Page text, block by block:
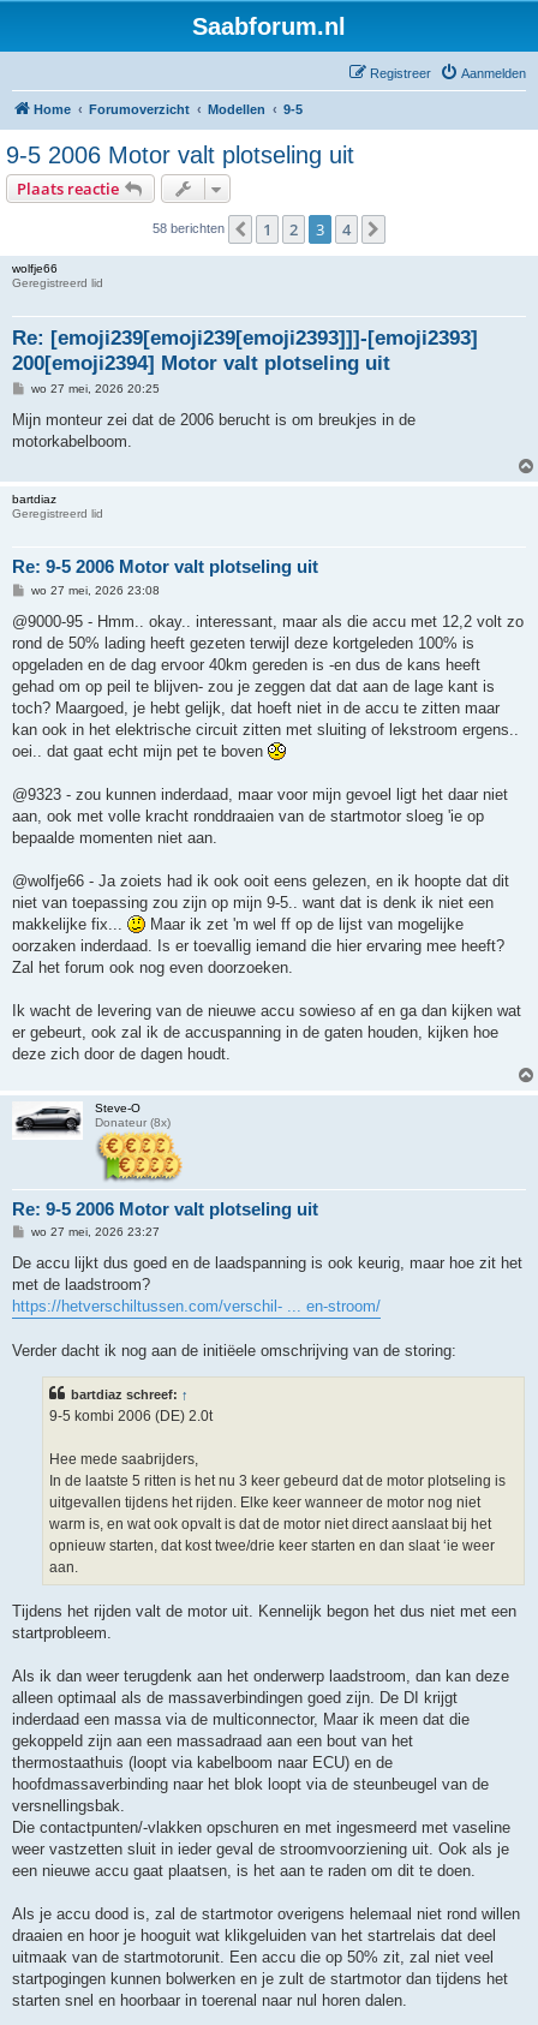
Saabforum.nl
Aanmelden
Registreer
Home Forumoverzicht Modellen 9-5
9-5 2006 Motor valt plotseling uit
Plaats reactie
58 berichten Vorige
1 2 3 4
wolfje66
Geregistreerd lid
Re: [emoji239[emoji239[emoji2393]]]-[emoji2393]
200[emoji2394] Motor valt plotseling uit
B
r
i
c
wo 27 mei, 2026 20:25
Mijn monteur zei dat de 2006 berucht is om breukjes in de
motorkabelboom.
bartdiaz
Geregistreerd lid
Re: 9-5 2006 Motor valt plotseling uit
B
r
c
h
wo 27 mei, 2026 23:08
@9000-95 - Hmm.. okay.. interessant, maar als die accu met 12,2 volt zo
rond de 50% lading heeft gezeten terwijl deze kortgeleden 100% is
opgeladen en de dag ervoor 40km gereden is -en dus de kans heeft
gehad om op peil te blijven- zou je zeggen dat dat aan de lage kant is
toch? Maargoed, je hebt gelijk, dat hoeft niet in de accu te zitten maar
kan ook in het elektrische circuit zitten met sluiting of lekstroom ergens..
oei.. dat gaat echt mijn pet te boven
@9323 - zou kunnen inderdaad, maar voor mijn gevoel ligt het daar niet
aan, ook met volle kracht ronddraaien van de startmotor sloeg 'ie op
bepaalde momenten niet aan.
@wolfje66 - Ja zoiets had ik ook ooit eens gelezen, en ik hoopte dat dit
niet van toepassing zou zijn op mijn 9-5.. want dat is denk ik niet een
makkelijke fix...
Maar ik zet 'm wel ff op de lijst van mogelijke
oorzaken inderdaad. Is er toevallig iemand die hier ervaring mee heeft?
Zal het forum ook nog even doorzoeken.
Ik wacht de levering van de nieuwe accu sowieso af en ga dan kijken wat
er gebeurt, ook zal ik de accuspanning in de gaten houden, kijken hoe
deze zich door de dagen houdt.
Steve-O
Donateur (8x)
Re: 9-5 2006 Motor valt plotseling uit
B
r
c
h
t
wo 27 mei, 2026 23:27
De accu lijkt dus goed en de laadspanning is ook keurig, maar hoe zit het
met de laadstroom?
https://hetverschiltussen.com/verschil- ... en-stroom/
Verder dacht ik nog aan de initiëele omschrijving van de storing:
bartdiaz schreef: ↑
9-5 kombi 2006 (DE) 2.0t
Hee mede saabrijders,
In de laatste 5 ritten is het nu 3 keer gebeurd dat de motor plotseling is
uitgevallen tijdens het rijden. Elke keer wanneer de motor nog niet
warm is, en wat ook opvalt is dat de motor niet direct aanslaat bij het
opnieuw starten, dat kost twee/drie keer starten en dan slaat ‘ie weer
aan.
Tijdens het rijden valt de motor uit. Kennelijk begon het dus niet met een
startprobleem.
Als ik dan weer terugdenk aan het onderwerp laadstroom, dan kan deze
alleen optimaal als de massaverbindingen goed zijn. De DI krijgt
inderdaad een massa via de multiconnector, Maar ik meen dat die
gekoppeld zijn aan een massadraad aan een bout van het
thermostaathuis (loopt via kabelboom naar ECU) en de
hoofdmassaverbinding naar het blok loopt via de steunbeugel van de
versnellingsbak.
Die contactpunten/-vlakken opschuren en met ingesmeerd met vaseline
weer vastzetten sluit in ieder geval de stroomvoorziening uit. Ook als je
een nieuwe accu gaat plaatsen, is het aan te raden om dit te doen.
Als je accu dood is, zal de startmotor overigens helemaal niet rond willen
draaien en hoor je hooguit wat klikgeluiden van het startrelais dat deel
uitmaak van de startmotorunit. Een accu die op 50% zit, zal niet veel
startpogingen kunnen bolwerken en je zult de startmotor dan tijdens het
starten snel en hoorbaar in toerenal naar nul horen dalen.